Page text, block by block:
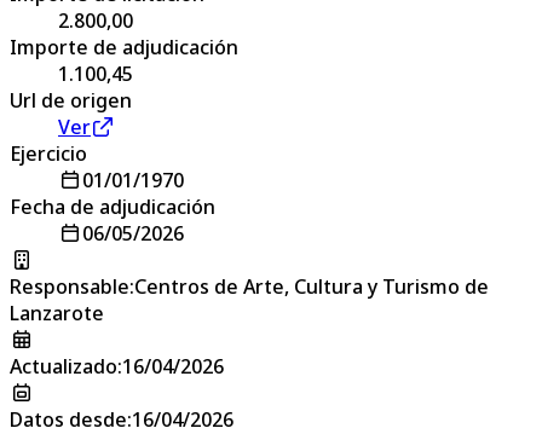
2.800,00
Importe de adjudicación
1.100,45
Url de origen
Ver
Ejercicio
01/01/1970
Fecha de adjudicación
06/05/2026
Responsable:Centros de Arte, Cultura y Turismo de
Lanzarote
Actualizado:16/04/2026
Datos desde:16/04/2026